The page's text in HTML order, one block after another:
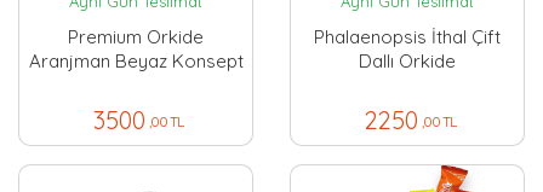
Premium Orkide
Aranjman Beyaz Konsept
3500 ,00 TL
Phalaenopsis İthal Çift
Dallı Orkide
2250 ,00 TL